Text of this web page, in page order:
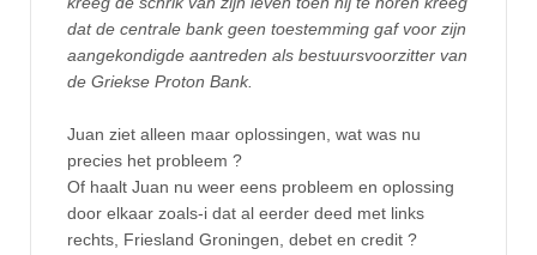
dat de centrale bank geen toestemming gaf voor zijn
aangekondigde aantreden als bestuursvoorzitter van
de Griekse Proton Bank.
Juan ziet alleen maar oplossingen, wat was nu
precies het probleem ?
Of haalt Juan nu weer eens probleem en oplossing
door elkaar zoals-i dat al eerder deed met links
rechts, Friesland Groningen, debet en credit ?